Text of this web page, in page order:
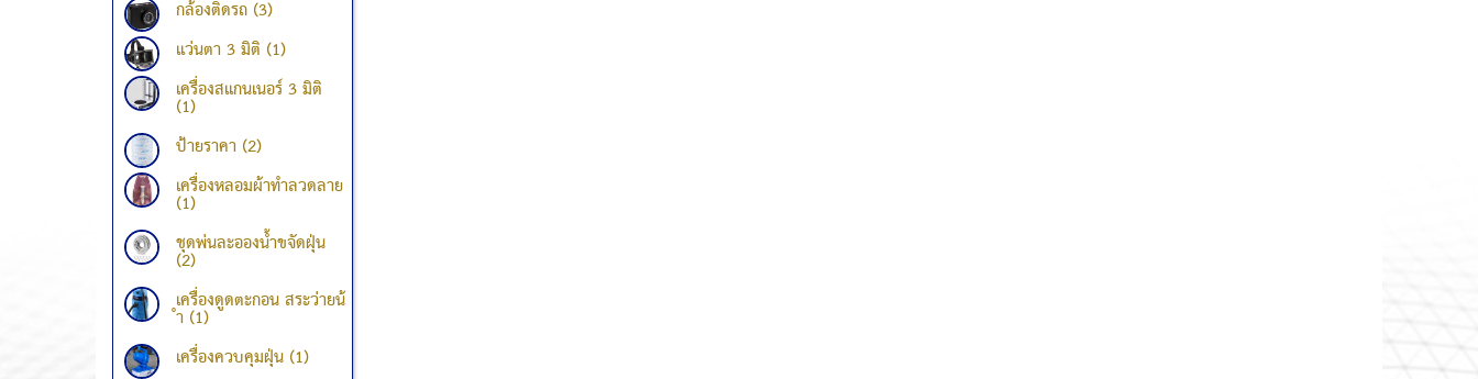
กล้องติดรถ (3)
แว่นตา 3 มิติ (1)
เครื่องสแกนเนอร์ 3 มิติ
(1)
ป้ายราคา (2)
เครื่องหลอมผ้าทำลวดลาย
(1)
ชุดพ่นละอองน้ำขจัดฝุ่น
(2)
เครื่องดูดตะกอน สระว่ายน้
ำ (1)
เครื่องควบคุมฝุ่น (1)